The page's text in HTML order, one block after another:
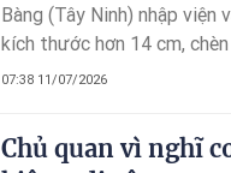
Bàng (Tây Ninh) nhập
kích thước hơn 14 cm,
07:38 11/07/2026
Chủ quan vì nghĩ